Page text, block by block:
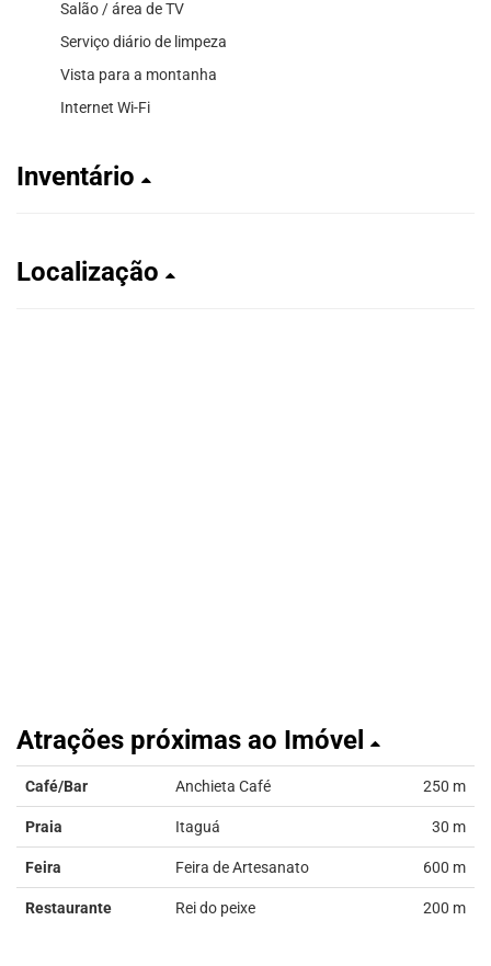
Salão / área de TV
Serviço diário de limpeza
Vista para a montanha
Internet Wi-Fi
Inventário
Localização
Atrações próximas ao Imóvel
Café/Bar Anchieta Café 250 m
Praia Itaguá 30 m
Feira Feira de Artesanato 600 m
Restaurante Rei do peixe 200 m